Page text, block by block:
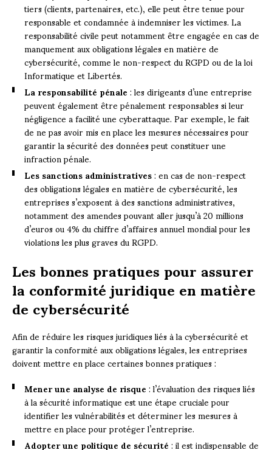
tiers (clients, partenaires, etc.), elle peut être tenue pour
responsable et condamnée à indemniser les victimes. La
responsabilité civile peut notamment être engagée en cas de
manquement aux obligations légales en matière de
cybersécurité, comme le non-respect du RGPD ou de la loi
Informatique et Libertés.
La responsabilité pénale: les dirigeants d’une entreprise
peuvent également être pénalement responsables si leur
négligence a facilité une cyberattaque. Par exemple, le fait
de ne pas avoir mis en place les mesures nécessaires pour
garantir la sécurité des données peut constituer une
infraction pénale.
Les sanctions administratives: en cas de non-respect
des obligations légales en matière de cybersécurité, les
entreprises s’exposent à des sanctions administratives,
notamment des amendes pouvant aller jusqu’à 20 millions
d’euros ou 4% du chiffre d’affaires annuel mondial pour les
violations les plus graves du RGPD.
Les bonnes pratiques pour assurer
la conformité juridique en matière
de cybersécurité
Afin de réduire les risques juridiques liés à la cybersécurité et
garantir la conformité aux obligations légales, les entreprises
doivent mettre en place certaines bonnes pratiques :
Mener une analyse de risque: l’évaluation des risques liés
à la sécurité informatique est une étape cruciale pour
identifier les vulnérabilités et déterminer les mesures à
mettre en place pour protéger l’entreprise.
Adopter une politique de sécurité: il est indispensable de